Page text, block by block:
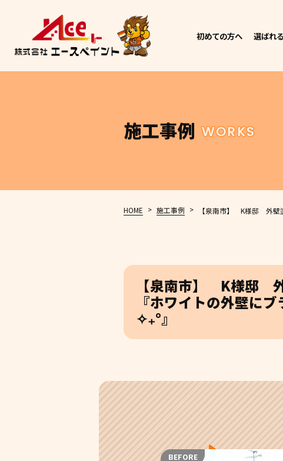
初めての方へ 選ばれ
施工事例 WORKS
HOME > 施工事例 > 【泉南市】 K様邸 外壁
【泉南市】 K様邸
『ホワイトの外壁に
✧₊°』
BEFORE